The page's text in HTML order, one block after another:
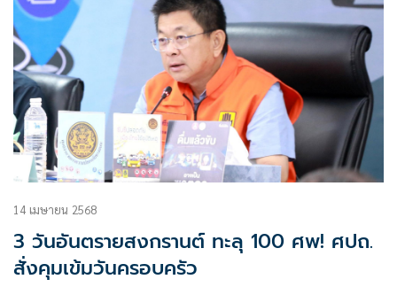
14 เมษายน 2568
3 วันอันตรายสงกรานต์ ทะลุ 100 ศพ! ศปถ.
สั่งคุมเข้มวันครอบครัว